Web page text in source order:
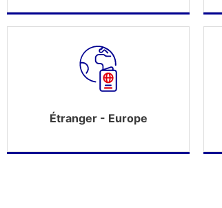
Étranger - Europe